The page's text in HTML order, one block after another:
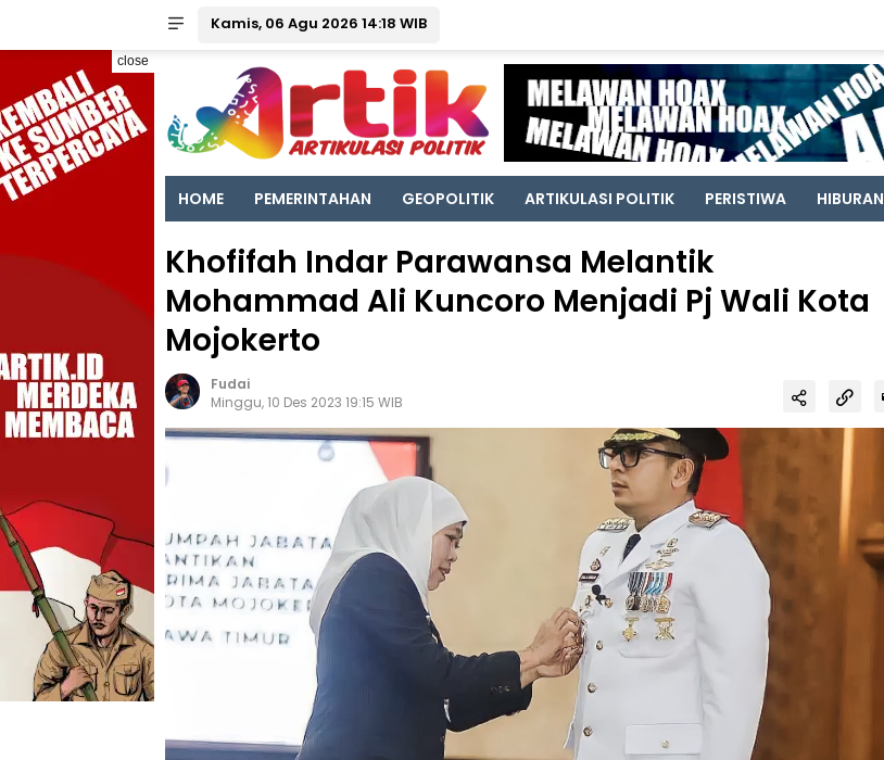
Kamis, 06 Agu 2026 14:18 WIB
close
HOME PEMERINTAHAN GEOPOLITIK ARTIKULASI POLITIK PERISTIWA HIBURAN
Khofifah Indar Parawansa Melantik
Mohammad Ali Kuncoro Menjadi Pj Wali Kota
Mojokerto
Fudai
Minggu, 10 Des 2023 19:15 WIB